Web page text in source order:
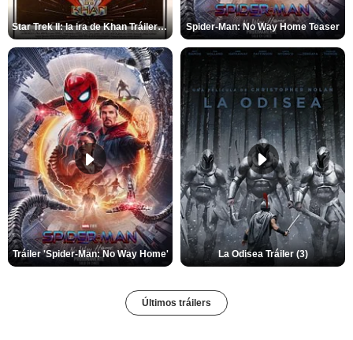
Star Trek II: la ira de Khan Tráiler VO Spider-Man: No Way Home Teaser
Tráiler 'Spider-Man: No Way Home' La Odisea Tráiler (3)
Últimos tráilers